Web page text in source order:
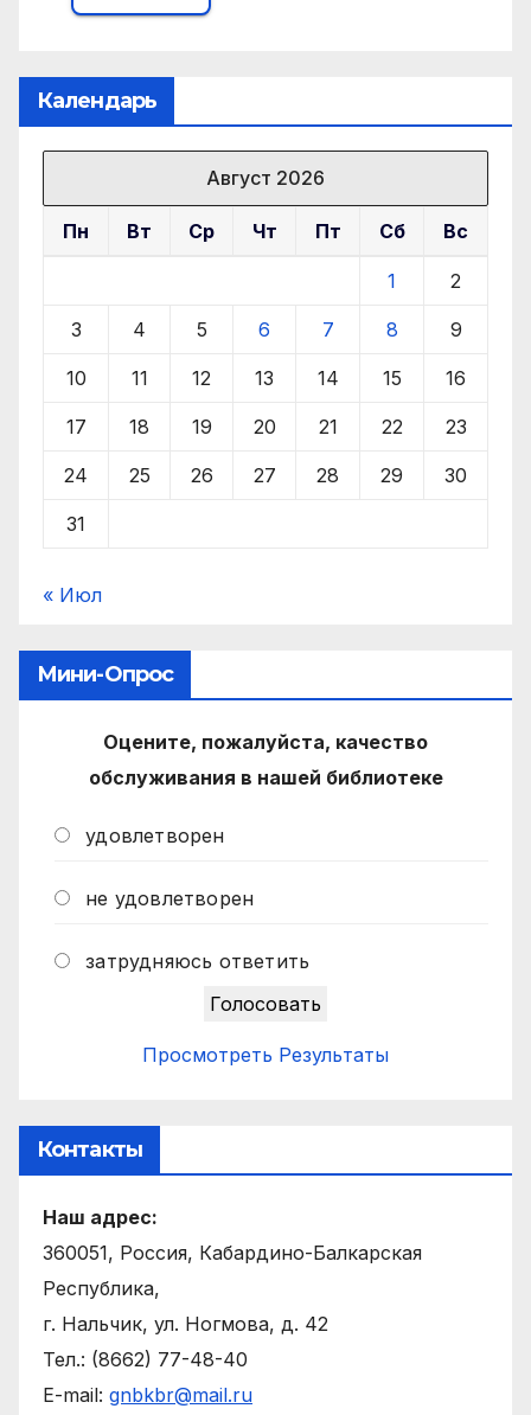
Календарь
Август 2026
Пн Вт Ср Чт Пт Сб Вс
1 2
3 4 5 6 7 8 9
10 11 12 13 14 15 16
17 18 19 20 21 22 23
24 25 26 27 28 29 30
31
« Июл
Мини-Опрос
Оцените, пожалуйста, качество
обслуживания в нашей библиотеке
удовлетворен
не удовлетворен
затрудняюсь ответить
Просмотреть Результаты
Контакты
Наш адрес:
360051, Россия, Кабардино-Балкарская
Республика,
г. Нальчик, ул. Ногмова, д. 42
Тел.: (8662) 77-48-40
E-mail: gnbkbr@mail.ru